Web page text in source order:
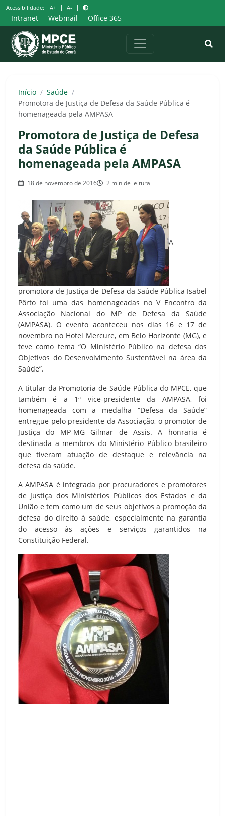
Pular
para
o
conteúdo
Acessibilidade: A+ | A- |
Intranet Webmail Office 365
Início / Saúde /
Promotora de Justiça de Defesa da Saúde Pública é
homenageada pela AMPASA
Promotora de Justiça de Defesa
da Saúde Pública é
homenageada pela AMPASA
18 de novembro de 2016 2 min de leitura
A
promotora de Justiça de Defesa da Saúde Pública Isabel
Pôrto foi uma das homenageadas no V Encontro da
Associação Nacional do MP de Defesa da Saúde
(AMPASA). O evento aconteceu nos dias 16 e 17 de
novembro no Hotel Mercure, em Belo Horizonte (MG), e
teve como tema “O Ministério Público na defesa dos
Objetivos do Desenvolvimento Sustentável na área da
Saúde”.
A titular da Promotoria de Saúde Pública do MPCE, que
também é a 1ª vice-presidente da AMPASA, foi
homenageada com a medalha “Defesa da Saúde”
entregue pelo presidente da Associação, o promotor de
Justiça do MP-MG Gilmar de Assis. A honraria é
destinada a membros do Ministério Público brasileiro
que tiveram atuação de destaque e relevância na
defesa da saúde.
A AMPASA é integrada por procuradores e promotores
de Justiça dos Ministérios Públicos dos Estados e da
União e tem como um de seus objetivos a promoção da
defesa do direito à saúde, especialmente na garantia
do acesso às ações e serviços garantidos na
Constituição Federal.